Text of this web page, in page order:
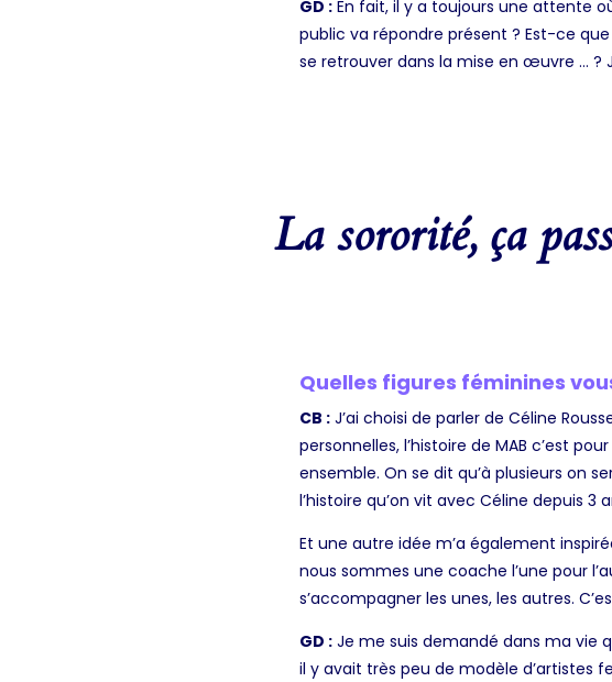
GD :En fait, il y a toujours une attente
public va répondre présent ? Est-ce
se retrouver dans la mise en œuvre … ?
La sororité, ça
Quelles figures féminines
CB :J’ai choisi de parler de Céline
personnelles, l’histoire de MAB c’est
ensemble. On se dit qu’à plusieurs on
l’histoire qu’on vit avec Céline depuis
Et une autre idée m’a également
nous sommes une coache l’une pour
s’accompagner les unes, les autres.
GD :Je me suis demandé dans ma vie
il y avait très peu de modèle d’artistes